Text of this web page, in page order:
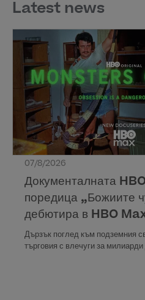
Latest news
07/8/2026
Документалната
поредица „Божиите
дебютира в HBO
Дързък поглед към подземния
търговия с влечуги за